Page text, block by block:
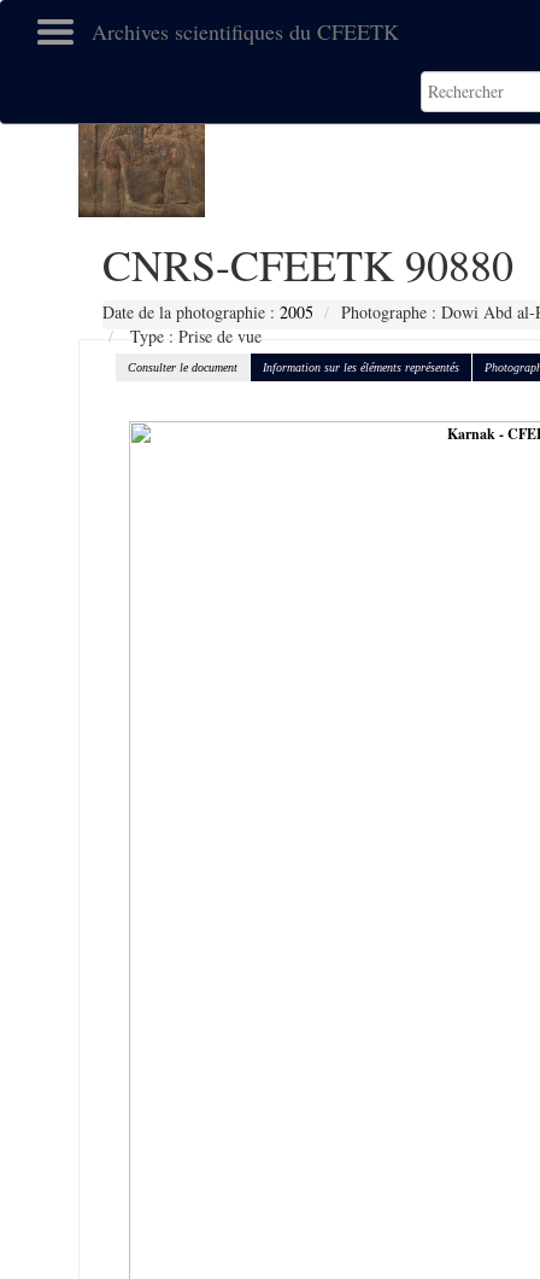
Archives scientifiques du CFEETK
CNRS-CFEETK 90880
Date de la photographie : 2005
Photographe : Dowi Abd
Type : Prise de vue
Consulter le document Information sur les éléments représentés